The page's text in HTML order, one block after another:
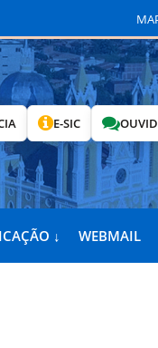
E-SIC
↓ WEBMAIL